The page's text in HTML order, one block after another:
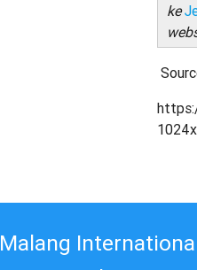
ke
Malang